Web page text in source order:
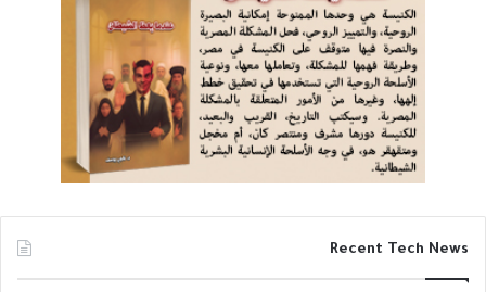
Recent Tech News